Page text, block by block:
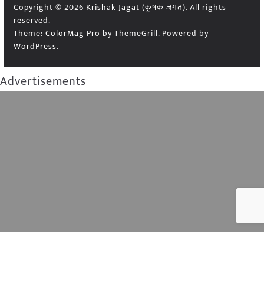
Copyright © 2026 Krishak Jagat (कृषक जगत). All rights
reserved.
Theme: ColorMag Pro by ThemeGrill. Powered by
WordPress.
Advertisements